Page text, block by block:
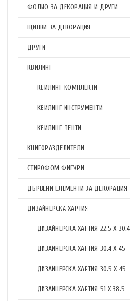
ФОЛИО ЗА ДЕКОРАЦИЯ И ДРУГИ
ЩИПКИ ЗА ДЕКОРАЦИЯ
ДРУГИ
КВИЛИНГ
КВИЛИНГ КОМПЛЕКТИ
КВИЛИНГ ИНСТРУМЕНТИ
КВИЛИНГ ЛЕНТИ
КНИГОРАЗДЕЛИТЕЛИ
СТИРОФОМ ФИГУРИ
ДЪРВЕНИ ЕЛЕМЕНТИ ЗА ДЕКОРАЦИЯ
ДИЗАЙНЕРСКА ХАРТИЯ
ДИЗАЙНЕРСКА ХАРТИЯ 22.5 X 30.4
ДИЗАЙНЕРСКА ХАРТИЯ 30.4 X 45
ДИЗАЙНЕРСКА ХАРТИЯ 30.5 X 45
ДИЗАЙНЕРСКА ХАРТИЯ 51 X 38.5